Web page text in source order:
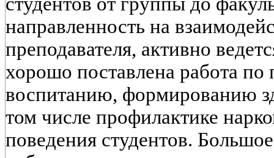
направленность на
преподавателя, активно
хорошо поставлена работа по
воспитанию, формированию
том числе профилактике
поведения студентов.